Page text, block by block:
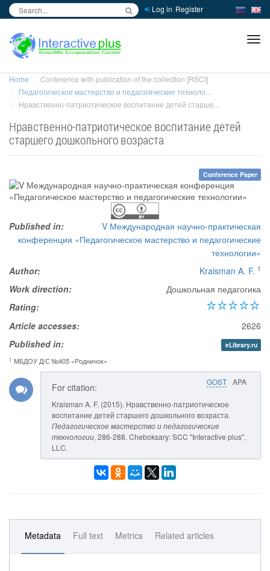
Log in Register
Home
Conference with publication of the collection [RSCI]
Педагогическое мастерство и педагогические техноло...
Нравственно-патриотическое воспитание детей старше...
Нравственно-патриотическое воспитание детей
старшего дошкольного возраста
Conference Paper
Published in:
V Международная научно-практическая
конференция «Педагогическое мастерство и педагогические
технологии»
Author:
Kraisman A. F. 1
Work direction:
Дошкольная педагогика
Rating:
Article accesses:
2626
Published in:
eLibrary.ru
1 МБДОУ Д/С №405 «Родничок»
GOST APA
For citation:
Kraisman A. F. (2015). Нравственно-патриотическое
воспитание детей старшего дошкольного возраста.
Педагогическое мастерство и педагогические
технологии, 286-288. Cheboksary: SCC "Interactive plus",
LLC.
Metadata Full text Metrics Related articles